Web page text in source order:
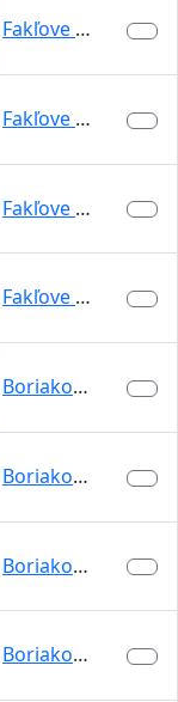
Fakľove špáry
Fakľove špáry
Fakľove špáry
Fakľove špáry
Boriakové skaly
Boriakové skaly
Boriakové skaly
Boriakové skaly